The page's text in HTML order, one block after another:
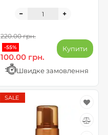
220.00 грн.
-55%
100.00 грн.
Купити
Швидке замовлення
SALE